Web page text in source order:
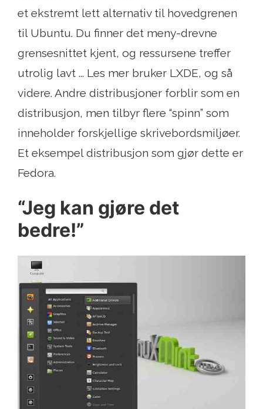
et ekstremt lett alternativ til hovedgrenen
til Ubuntu. Du finner det meny-drevne
grensesnittet kjent, og ressursene treffer
utrolig lavt ... Les mer bruker LXDE, og så
videre. Andre distribusjoner forblir som en
distribusjon, men tilbyr flere “spinn” som
inneholder forskjellige skrivebordsmiljøer.
Et eksempel distribusjon som gjør dette er
Fedora.
“Jeg kan gjøre det
bedre!”